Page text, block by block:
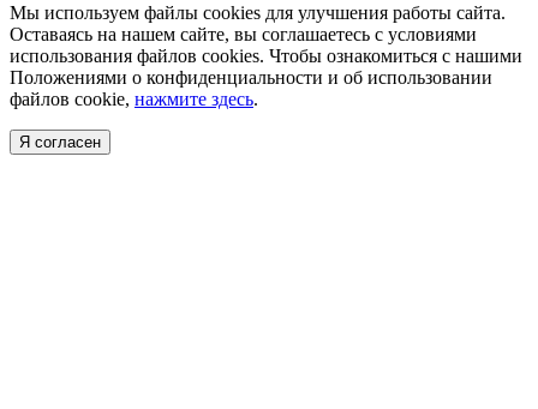
Мы используем файлы cookies для улучшения работы сайта.
Оставаясь на нашем сайте, вы соглашаетесь с условиями
использования файлов cookies. Чтобы ознакомиться с нашими
Положениями о конфиденциальности и об использовании
файлов cookie, нажмите здесь.
Я согласен